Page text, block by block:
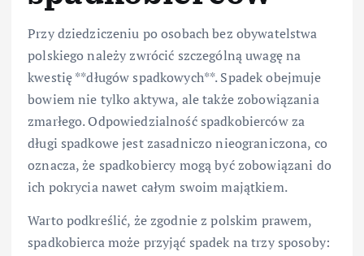
Przy dziedziczeniu po osobach bez obywatelstwa
polskiego należy zwrócić szczególną uwagę na
kwestię **długów spadkowych**. Spadek obejmuje
bowiem nie tylko aktywa, ale także zobowiązania
zmarłego. Odpowiedzialność spadkobierców za
długi spadkowe jest zasadniczo nieograniczona, co
oznacza, że spadkobiercy mogą być zobowiązani do
ich pokrycia nawet całym swoim majątkiem.
Warto podkreślić, że zgodnie z polskim prawem,
spadkobierca może przyjąć spadek na trzy sposoby: